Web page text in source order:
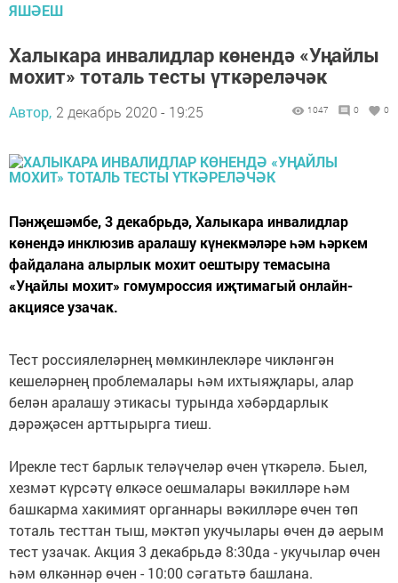
ЯШӘЕШ
Халыкара инвалидлар көнендә «Уңайлы
мохит» тоталь тесты үткәреләчәк
Автор, 2 декабрь 2020 - 19:25 1047 0 0
Пәнҗешәмбе, 3 декабрьдә, Халыкара инвалидлар
көнендә инклюзив аралашу күнекмәләре һәм һәркем
файдалана алырлык мохит оештыру темасына
«Уңайлы мохит» гомумроссия иҗтимагый онлайн-
акциясе узачак.
Тест россиялеләрнең мөмкинлекләре чикләнгән
кешеләрнең проблемалары һәм ихтыяҗлары, алар
белән аралашу этикасы турында хәбәрдарлык
дәрәҗәсен арттырырга тиеш.
Ирекле тест барлык теләүчеләр өчен үткәрелә. Быел,
хезмәт күрсәтү өлкәсе оешмалары вәкилләре һәм
башкарма хакимият органнары вәкилләре өчен төп
тоталь тесттан тыш, мәктәп укучылары өчен дә аерым
тест узачак. Акция 3 декабрьдә 8:30да - укучылар өчен
һәм өлкәннәр өчен - 10:00 сәгатьтә башлана.